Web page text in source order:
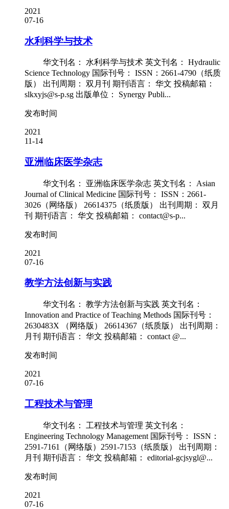
2021
07-16
水利科学与技术
华文刊名： 水利科学与技术 英文刊名： Hydraulic
Science Technology 国际刊号： ISSN：2661-4790（纸质
版） 出刊周期： 双月刊 期刊语言： 华文 投稿邮箱：
slkxyjs@s-p.sg 出版单位： Synergy Publi...
发布时间
2021
11-14
亚洲临床医学杂志
华文刊名： 亚洲临床医学杂志 英文刊名： Asian
Journal of Clinical Medicine 国际刊号： ISSN：2661-
3026（网络版） 26614375（纸质版） 出刊周期： 双月
刊 期刊语言： 华文 投稿邮箱： contact@s-p...
发布时间
2021
07-16
教学方法创新与实践
华文刊名： 教学方法创新与实践 英文刊名：
Innovation and Practice of Teaching Methods 国际刊号：
2630483X （网络版） 26614367（纸质版） 出刊周期：
月刊 期刊语言： 华文 投稿邮箱： contact @...
发布时间
2021
07-16
工程技术与管理
华文刊名： 工程技术与管理 英文刊名：
Engineering Technology Management 国际刊号： ISSN：
2591-7161（网络版）2591-7153（纸质版） 出刊周期：
月刊 期刊语言： 华文 投稿邮箱： editorial-gcjsygl@...
发布时间
2021
07-16